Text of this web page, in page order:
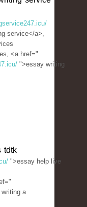
service</a>,
<a href="
">essay writing
tdtk
">essay help live
a